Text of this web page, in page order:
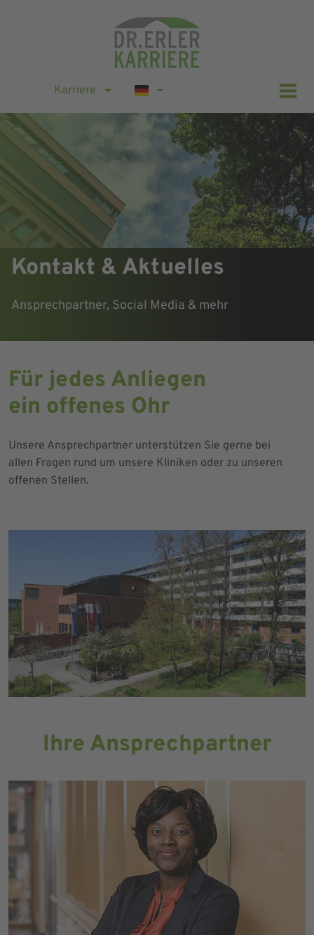
Karriere
Kontakt & Aktuelles
Ansprechpartner, Social Media & mehr
Für jedes Anliegen
ein offenes Ohr
Unsere Ansprechpartner unterstützen Sie gerne bei
allen Fragen rund um unsere Kliniken oder zu unseren
offenen Stellen.
Ihre Ansprechpartner